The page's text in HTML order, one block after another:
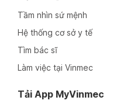
Tầm nhìn sứ mệnh
Hệ thống cơ sở y tế
Tìm bác sĩ
Làm việc tại Vinmec
Tải App MyVinmec